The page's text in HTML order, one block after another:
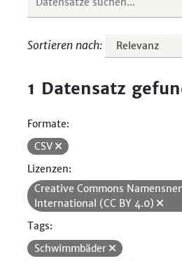
Sortieren nach
1 Datensatz
Formate:
CSV
Lizenzen:
Creative Commons
International (CC BY 4.0)
Tags:
Schwimmbäder